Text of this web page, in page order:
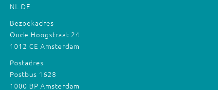
NL DE
Bezoekadres
Oude Hoogstraat 24
1012 CE Amsterdam
Postadres
Postbus 1628
1000 BP Amsterdam